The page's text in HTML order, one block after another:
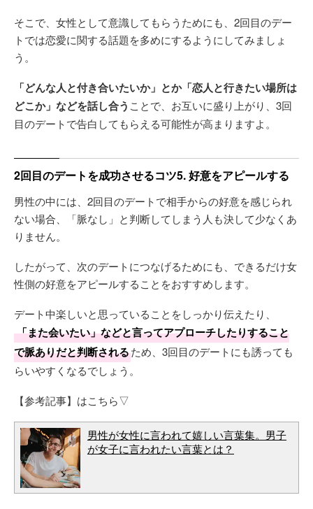
そこで、女性として意識してもらうためにも、2回目のデー
トでは恋愛に関する話題を多めにするようにしてみましょ
う。
「どんな人と付き合いたいか」とか「恋人と行きたい場所は
どこか」などを話し合う ことで、お互いに盛り上がり、3回
目のデートで告白してもらえる可能性が高まりますよ。
2回目のデートを成功させるコツ5. 好意をアピールする
男性の中には、2回目のデートで相手からの好意を感じられ
ない場合、「脈なし」と判断してしまう人も決して少なくあ
りません。
したがって、次のデートにつなげるためにも、できるだけ女
性側の好意をアピールすることをおすすめします。
デート中楽しいと思っていることをしっかり伝えたり、
「また会いたい」などと言ってアプローチしたりすること
で脈ありだと判断されるため、3回目のデートにも誘っても
らいやすくなるでしょう。
【参考記事】はこちら▽
男性が女性に言われて嬉しい言葉集。男子
が女子に言われたい言葉とは？